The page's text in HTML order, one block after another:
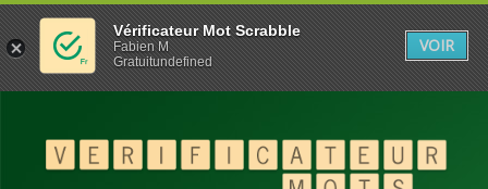
Vérificateur Mot Scrabble
Fabien M
Gratuitundefined
VOIR